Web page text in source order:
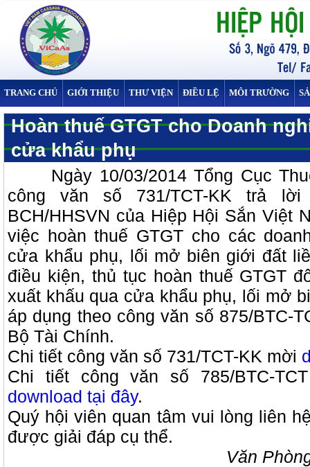
TRANG CHỦ GIỚI THIỆU THƯ VIỆN ĐIỀU LỆ MÔI TRƯỜNG
Hoàn thuế GTGT cho Doanh
cửa khẩu phụ
Ngày 10/03/2014 Tổng Cục
công văn số 731/TCT-KK trả
BCH/HHSVN của Hiệp Hội Sắn Việt
việc hoàn thuế GTGT cho các
cửa khẩu phụ, lối mở biên giới đất
điều kiện, thủ tục hoàn thuế GTGT
xuất khấu qua cửa khẩu phụ, lối mở
áp dụng theo công văn số 875/BTC-
Bộ Tài Chính.
Chi tiết công văn số 731/TCT-KK mời
Chi tiết công văn số 785/BTC-
download tại đây.
Quý hội viên quan tâm vui lòng liên
được giải đáp cụ thể.
Văn